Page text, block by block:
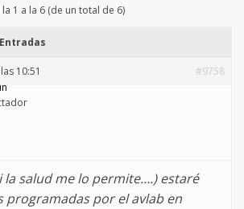
1 a la 6 (de un total de 6)
Entradas
10:51
#9758
la salud me lo permite….) estaré
programadas por el avlab en